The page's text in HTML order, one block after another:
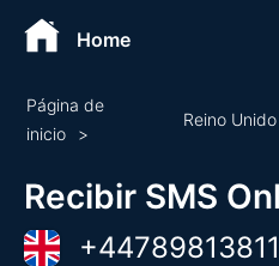
Home
Página de
inicio
>
Reino Unido
Recibir SMS
+